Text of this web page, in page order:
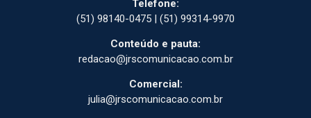
Telefone:
(51) 98140-0475 | (51) 99314-9970
Conteúdo e pauta:
redacao@jrscomunicacao.com.br
Comercial:
julia@jrscomunicacao.com.br